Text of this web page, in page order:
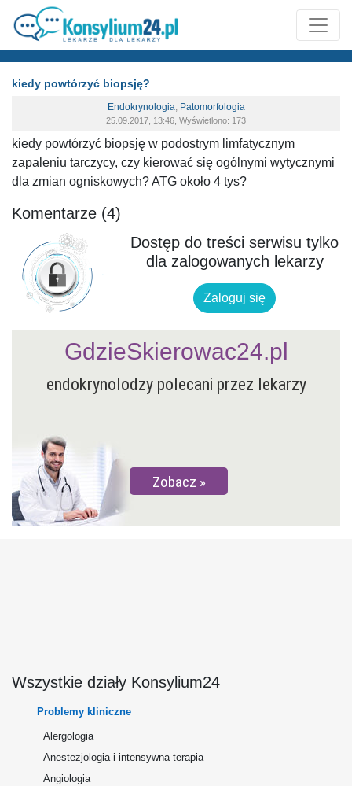
kiedy powtórzyć biopsję?
Endokrynologia, Patomorfologia
25.09.2017, 13:46, Wyświetlono: 173
kiedy powtórzyć biopsję w podostrym limfatycznym
zapaleniu tarczycy, czy kierować się ogólnymi wytycznymi
dla zmian ogniskowych? ATG około 4 tys?
Komentarze (4)
Dostęp do treści serwisu tylko
dla zalogowanych lekarzy
Zaloguj się
endokrynolodzy polecani przez lekarzy
Zobacz
GdzieSkierowac24.pl
Wszystkie działy Konsylium24
Problemy kliniczne
Alergologia
Anestezjologia i intensywna terapia
Angiologia